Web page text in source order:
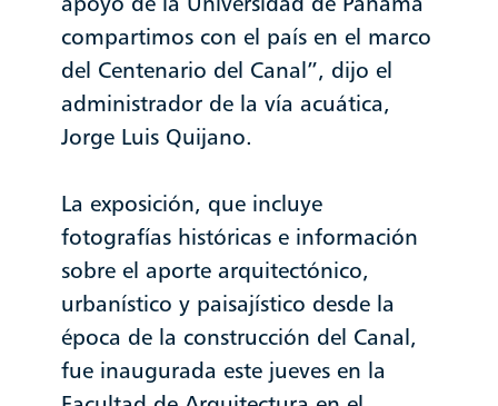
compartimos con el país en el marco
del Centenario del Canal”, dijo el
administrador de la vía acuática,
Jorge Luis Quijano.
La exposición, que incluye
fotografías históricas e información
sobre el aporte arquitectónico,
urbanístico y paisajístico desde la
época de la construcción del Canal,
fue inaugurada este jueves en la